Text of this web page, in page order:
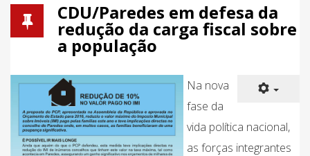
CDU/Paredes em defesa da
redução da carga fiscal sobre
a população
Na nova
fase da
vida política nacional,
as forças integrantes